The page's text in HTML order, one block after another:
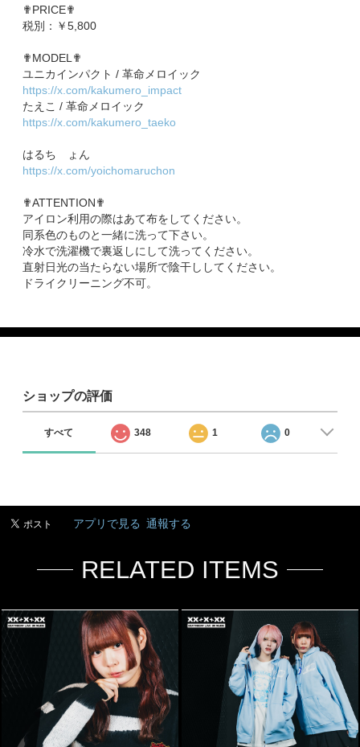
✟PRICE✟
税別：￥5,800
✟MODEL✟
ユニカインパクト / 革命メロイック
https://x.com/kakumero_impact
たえこ / 革命メロイック
https://x.com/kakumero_taeko
はるち ょん
https://x.com/yoichomaruchon
✟ATTENTION✟
アイロン利用の際はあて布をしてください。
同系色のものと一緒に洗って下さい。
冷水で洗濯機で裏返しにして洗ってください。
直射日光の当たらない場所で陰干ししてください。
ドライクリーニング不可。
ショップの評価
すべて 348 1 0
アプリで見る 通報する
RELATED ITEMS